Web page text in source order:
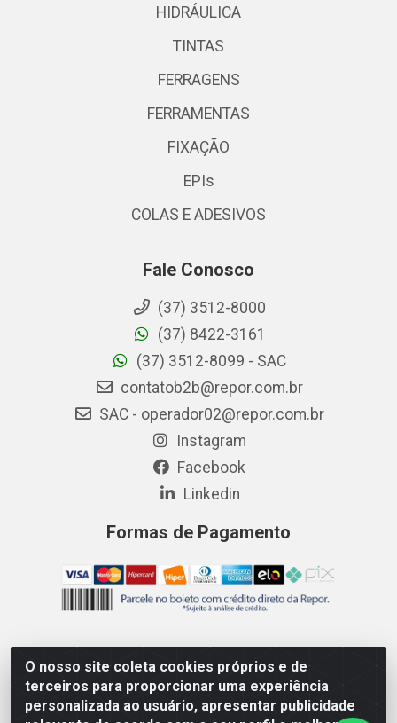
O nosso site coleta cookies próprios e de
terceiros para proporcionar uma experiência
personalizada ao usuário, apresentar publicidade
HIDRÁULICA
TINTAS
FERRAGENS
FERRAMENTAS
FIXAÇÃO
EPIs
COLAS E ADESIVOS
Fale Conosco
(37) 3512-8000
(37) 8422-3161
(37) 3512-8099 - SAC
contatob2b@repor.com.br
SAC - operador02@repor.com.br
Instagram
Facebook
Linkedin
Formas de Pagamento
AMEV IMPORTADORA E DISTRIBUIDORA LTDA - Rodovia MG-
050 km 136 S/N - Cacôco de Cima, Divinópolis/MG - CEP
35.500-970 – CNPJ 41.747.346/0001-35